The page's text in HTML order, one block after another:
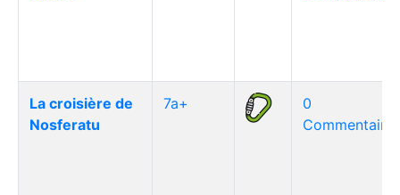
La croisière de
Nosferatu
7a+
0